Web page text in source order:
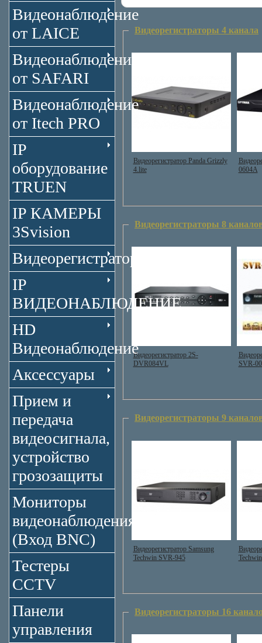
Видеонаблюдение
от LAICE
Видеонаблюдение
от SAFARI
Видеонаблюдение
от Itech PRO
IP
оборудование
TRUEN
IP КАМЕРЫ
3Svision
Видеорегистраторы
IP
ВИДЕОНАБЛЮДЕНИЕ
HD
Видеонаблюдение
Аксессуары
Прием и
передача
видеосигнала,
устройство
грозозащиты
Мониторы
видеонаблюдения
(Вход BNC)
Тестеры
CCTV
Панели
управления
Видеорегистраторы 4 канала
Видеорегистратор Panda Grizzly
4.lite
0604A
Видеорегистраторы 8
Видеорегистратор 2S-
DVR084VL
SVR-
Видеорегистраторы 9
Видеорегистратор Samsung
Techwin SVR-945
Видеорегистраторы 16